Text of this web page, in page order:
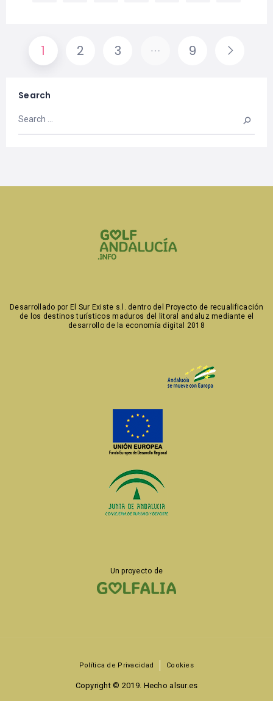
1 2 3 … 9
Search
Desarrollado por El Sur Existe s.l. dentro del Proyecto de recualificación
de los destinos turísticos maduros del litoral andaluz mediante el
desarrollo de la economía digital 2018
Un proyecto de
Política de Privacidad Cookies
Copyright © 2019. Hecho alsur.es